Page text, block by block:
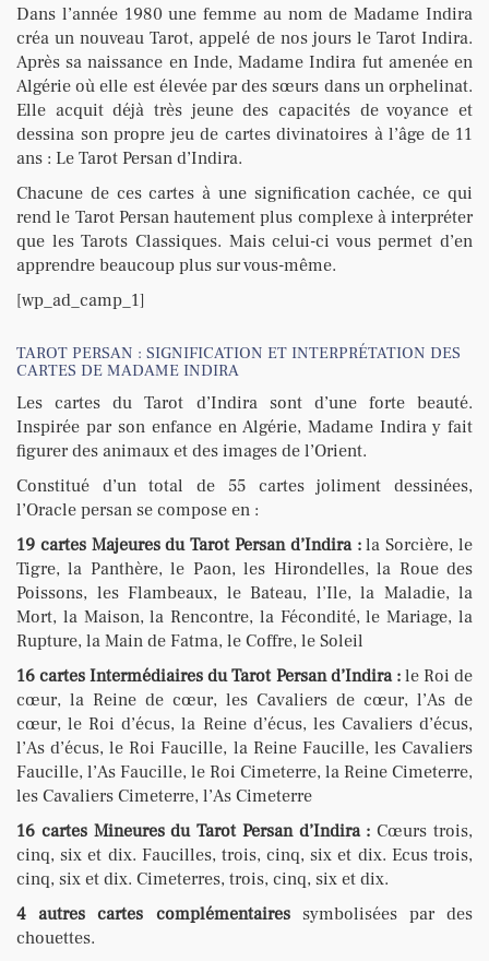
Dans l’année 1980 une femme au nom de Madame Indira
créa un nouveau Tarot, appelé de nos jours le Tarot Indira.
Après sa naissance en Inde, Madame Indira fut amenée en
Algérie où elle est élevée par des sœurs dans un orphelinat.
Elle acquit déjà très jeune des capacités de voyance et
dessina son propre jeu de cartes divinatoires à l’âge de 11
ans : Le Tarot Persan d’Indira.
Chacune de ces cartes à une signification cachée, ce qui
rend le Tarot Persan hautement plus complexe à interpréter
que les Tarots Classiques. Mais celui-ci vous permet d’en
apprendre beaucoup plus sur vous-même.
[wp_ad_camp_1]
TAROT PERSAN : SIGNIFICATION ET INTERPRÉTATION DES
CARTES DE MADAME INDIRA
Les cartes du Tarot d’Indira sont d’une forte beauté.
Inspirée par son enfance en Algérie, Madame Indira y fait
figurer des animaux et des images de l’Orient.
Constitué d’un total de 55 cartes joliment dessinées,
l’Oracle persan se compose en :
19 cartes Majeures du Tarot Persan d’Indira :la Sorcière, le
Tigre, la Panthère, le Paon, les Hirondelles, la Roue des
Poissons, les Flambeaux, le Bateau, l’Ile, la Maladie, la
Mort, la Maison, la Rencontre, la Fécondité, le Mariage, la
Rupture, la Main de Fatma, le Coffre, le Soleil
16 cartes Intermédiaires du Tarot Persan d’Indira :le Roi de
cœur, la Reine de cœur, les Cavaliers de cœur, l’As de
cœur, le Roi d’écus, la Reine d’écus, les Cavaliers d’écus,
l’As d’écus, le Roi Faucille, la Reine Faucille, les Cavaliers
Faucille, l’As Faucille, le Roi Cimeterre, la Reine Cimeterre,
les Cavaliers Cimeterre, l’As Cimeterre
16 cartes Mineures du Tarot Persan d’Indira : Cœurs trois,
cinq, six et dix. Faucilles, trois, cinq, six et dix. Ecus trois,
cinq, six et dix. Cimeterres, trois, cinq, six et dix.
4 autres cartes complémentairessymbolisées par des
chouettes.